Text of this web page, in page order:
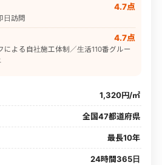
4.7点
日訪問
4.7点
による自社施工体制／生活110番グルー
1,320円/㎡
全国47都道府県
最長10年
24時間365日